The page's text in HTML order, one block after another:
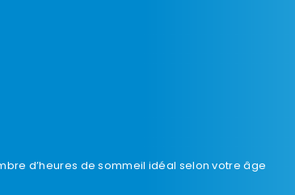
d’heures de sommeil idéal selon votre âge